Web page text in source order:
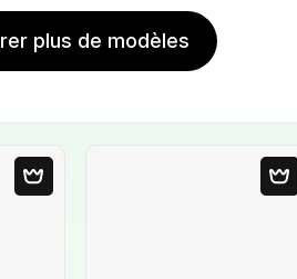
plus de modèles